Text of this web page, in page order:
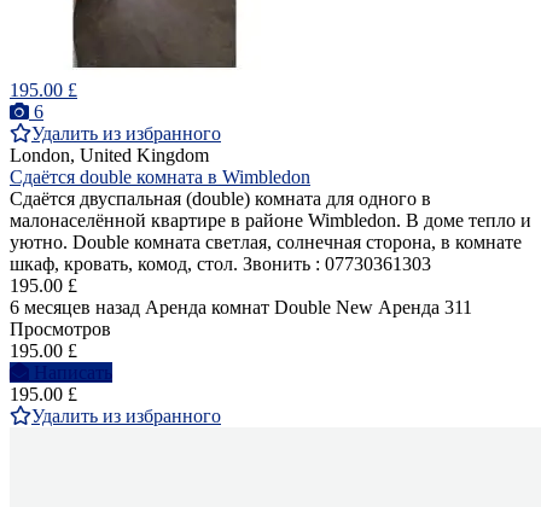
195.00 £
6
Удалить из избранного
London, United Kingdom
Сдаётся double комната в Wimbledon
Сдаётся двуспальная (double) комнатa для одного в
малонаселённой квартире в районе Wimbledon. В доме тепло и
уютно. Double комната светлая, солнечная сторона, в комнате
шкаф, кровать, комод, стол. Звонить : 07730361303
195.00 £
6 месяцев назад Аренда комнат Double New Аренда 311
Просмотров
195.00 £
Написать
195.00 £
Удалить из избранного